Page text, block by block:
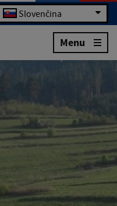
Slovenčina
Menu